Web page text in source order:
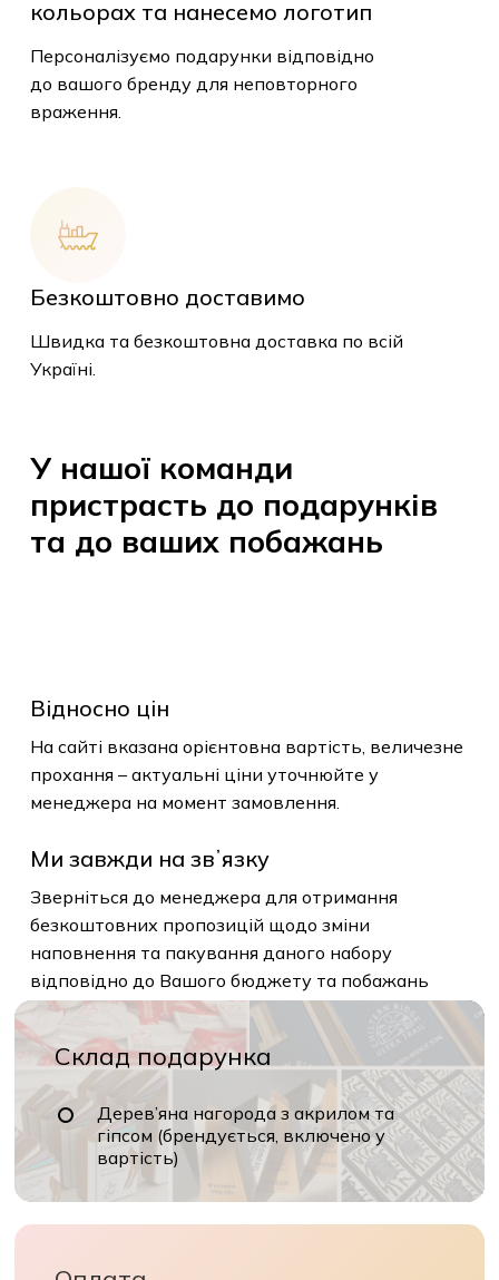
товарів.
кольорах та нанесемо логотип
Персоналізуємо подарунки відповідно
до вашого бренду для неповторного
враження.
Безкоштовно доставимо
Швидка та безкоштовна доставка по всій
Україні.
У нашої команди
пристрасть до подарунків
та до ваших побажань
Відносно цін
На сайті вказана орієнтовна вартість, величезне
прохання – актуальні ціни уточнюйте у
менеджера на момент замовлення.
Ми завжди на звʼязку
Зверніться до менеджера для отримання
безкоштовних пропозицій щодо зміни
наповнення та пакування даного набору
відповідно до Вашого бюджету та побажань
Склад подарунка
Дерев’яна нагорода з акрилом та
гіпсом (брендується, включено у
вартість)